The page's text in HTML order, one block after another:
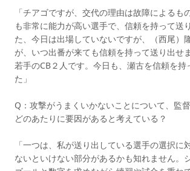
「チアゴですが、交代の理由は故障によるも
も非常に能力が高い選手で、信頼を持って送
た、今日は出場していないですが、（西尾）
が、いつ出番が来ても信頼を持って送り出せ
若手のCB２人です。今日も、瀬古を信頼を持
た」
Q：攻撃がうまくいかないことについて、監督
どのあたりに要因があると考えている？
「一つは、私が送り出している選手の選択に
ないといけない部分があるかも知れません。